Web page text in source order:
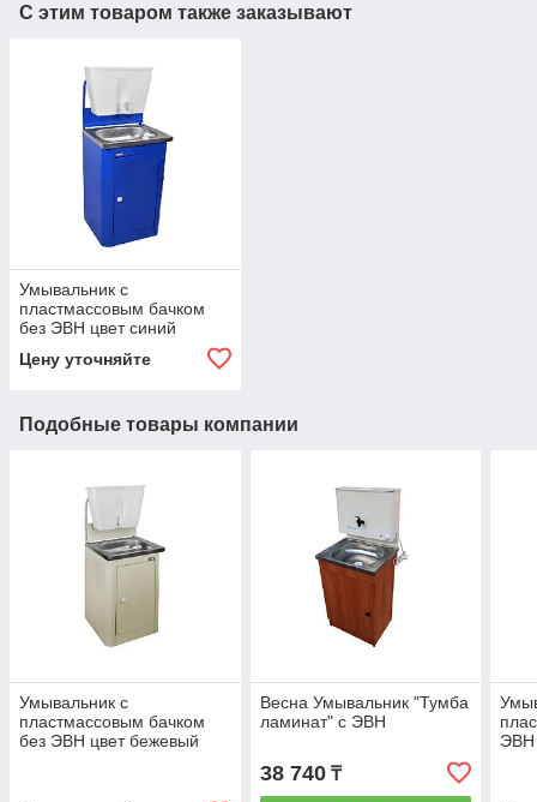
С этим товаром также заказывают
Умывальник с
пластмассовым бачком
без ЭВН цвет синий
Цену уточняйте
Подобные товары компании
Умывальник с
пластмассовым бачком
без ЭВН цвет бежевый
Весна Умывальник "Тумба
ламинат" с ЭВН
38 740₸
ЭВН